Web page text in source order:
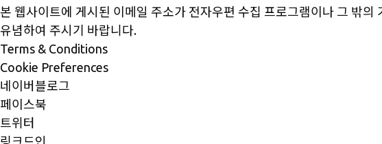
본 웹사이트에 게시된 이메일 주소가 전자우편 수집 프로그램이나 그 밖
유념하여 주시기 바랍니다.
Terms & Conditions
Cookie Preferences
네이버블로그
페이스북
트위터
링크드인